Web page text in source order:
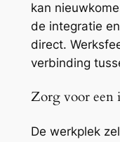
kan
de integratie
direct.
verbinding
Zorg voor een
De werkplek